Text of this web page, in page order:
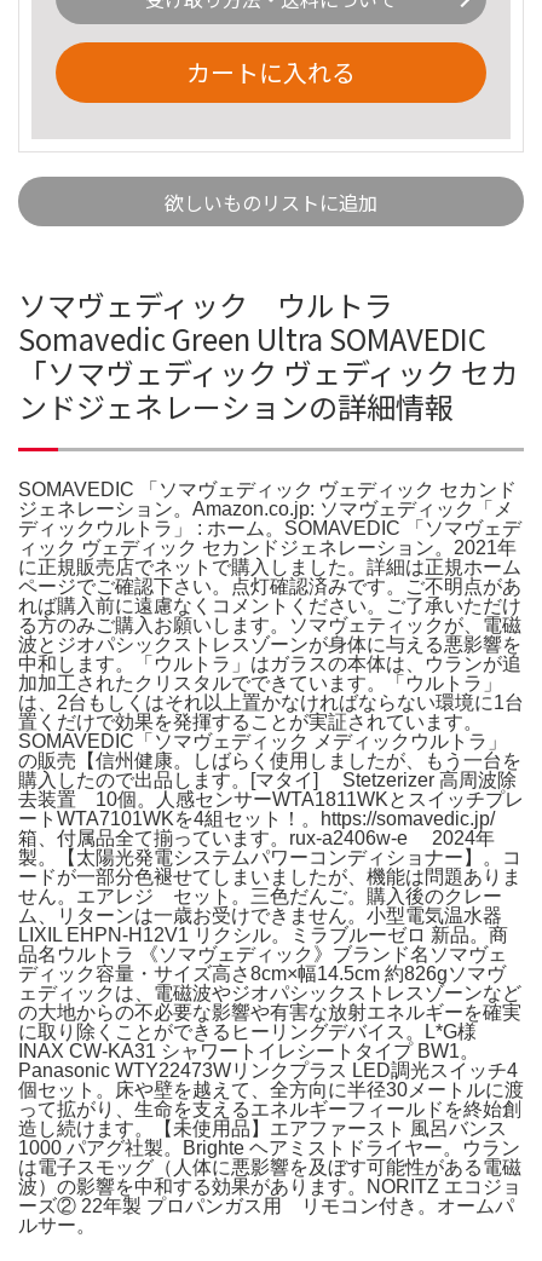
カートに入れる
欲しいものリストに追加
ソマヴェディック ウルトラ
Somavedic Green Ultra SOMAVEDIC
「ソマヴェディック ヴェディック セカ
ンドジェネレーションの詳細情報
SOMAVEDIC 「ソマヴェディック ヴェディック セカンド
ジェネレーション。Amazon.co.jp: ソマヴェディック「メ
ディックウルトラ」 : ホーム。SOMAVEDIC 「ソマヴェデ
ィック ヴェディック セカンドジェネレーション。2021年
に正規販売店でネットで購入しました。詳細は正規ホーム
ページでご確認下さい。点灯確認済みです。ご不明点があ
れば購入前に遠慮なくコメントください。ご了承いただけ
る方のみご購入お願いします。ソマヴェティックが、電磁
波とジオパシックストレスゾーンが身体に与える悪影響を
中和します。「ウルトラ」はガラスの本体は、ウランが追
加加工されたクリスタルでできています。「ウルトラ」
は、2台もしくはそれ以上置かなければならない環境に1台
置くだけで効果を発揮することが実証されています。
SOMAVEDIC「ソマヴェディック メディックウルトラ」
の販売【信州健康。しばらく使用しましたが、もう一台を
購入したので出品します。[マタイ] Stetzerizer 高周波除
去装置 10個。人感センサーWTA1811WKとスイッチプレ
ートWTA7101WKを4組セット！。https://somavedic.jp/
箱、付属品全て揃っています。rux-a2406w-e 2024年
製。【太陽光発電システムパワーコンディショナー】。コ
ードが一部分色褪せてしまいましたが、機能は問題ありま
せん。エアレジ セット。三色だんご。購入後のクレー
ム、リターンは一歳お受けできません。小型電気温水器
LIXIL EHPN-H12V1 リクシル。ミラブルーゼロ 新品。商
品名ウルトラ 《ソマヴェディック》ブランド名ソマヴェ
ディック容量・サイズ高さ8cm×幅14.5cm 約826gソマヴ
ェディックは、電磁波やジオパシックストレスゾーンなど
の大地からの不必要な影響や有害な放射エネルギーを確実
に取り除くことができるヒーリングデバイス。L*G様
INAX CW-KA31 シャワートイレシートタイプ BW1。
Panasonic WTY22473Wリンクプラス LED調光スイッチ4
個セット。床や壁を越えて、全方向に半径30メートルに渡
って拡がり、生命を支えるエネルギーフィールドを終始創
造し続けます。【未使用品】エアファースト 風呂バンス
1000 パアグ社製。Brighte ヘアミストドライヤー。ウラン
は電子スモッグ（人体に悪影響を及ぼす可能性がある電磁
波）の影響を中和する効果があります。NORITZ エコジョ
ーズ② 22年製 プロパンガス用 リモコン付き。オームパ
ルサー。